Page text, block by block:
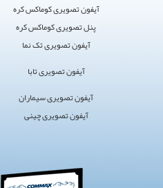
کوماکس
تصویری
سایت
برگزیده
آیفون تصویری کوماکس کره
پنل تصویری کوماکس کره
آیفون تصویری تک نما
آیفون تصویری تابا
آیفون تصویری سیماران
آیفون تصویری چینی